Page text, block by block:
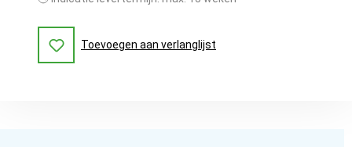
Toevoegen aan verlanglijst